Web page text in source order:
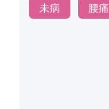
未病 腰痛